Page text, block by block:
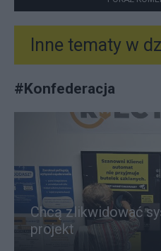
Inne tematy w
#Konfederacja
Chcą zlikwidować
projekt